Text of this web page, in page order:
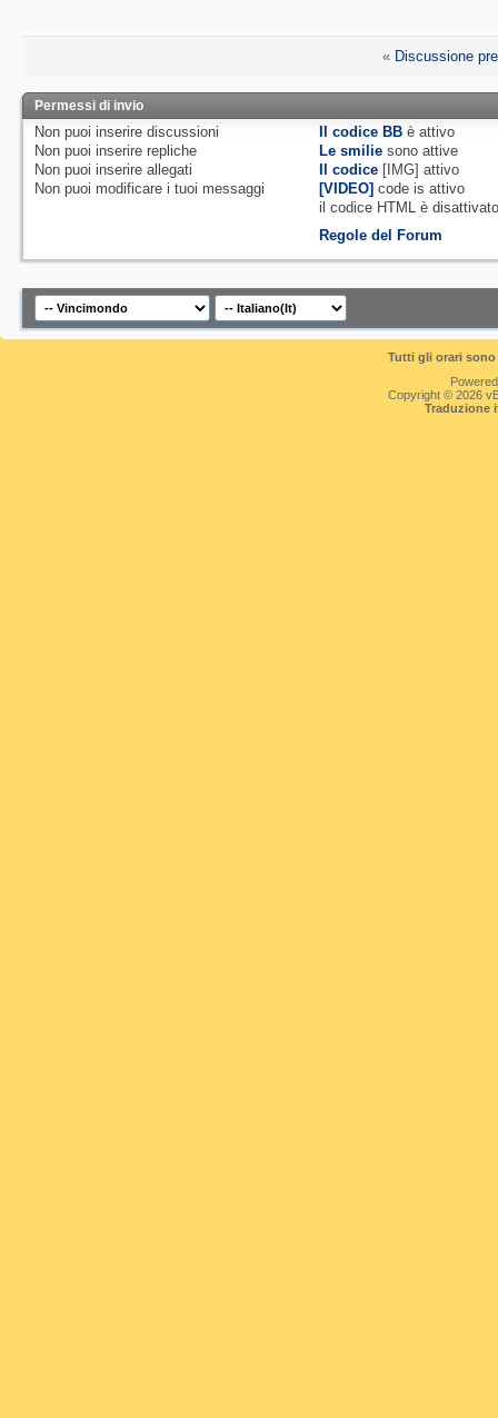
« Discussione
Permessi di invio
Non puoi inserire discussioni
Non puoi inserire repliche
Non puoi inserire allegati
Non puoi modificare i tuoi messaggi
Il codice BB èattivo
Le smilie sono attive
Il codice [IMG]attivo
[VIDEO] code isattivo
il codice HTML è
Regole del Forum
Tutti gli orari
Copyright © 2026
Traduzione